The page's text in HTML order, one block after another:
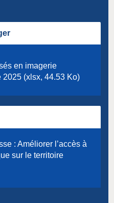
en imagerie
(xlsx, 44.53 Ko)
: Améliorer l’accès à
sur le territoire